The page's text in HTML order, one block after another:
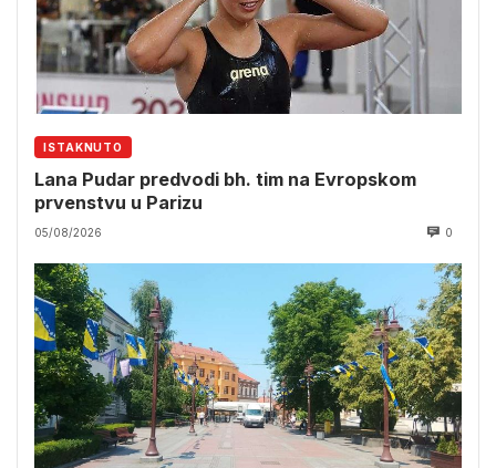
ISTAKNUTO
Lana Pudar predvodi bh. tim na Evropskom
prvenstvu u Parizu
05/08/2026 0